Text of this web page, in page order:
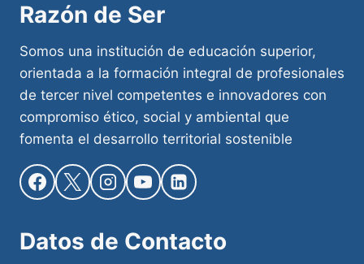
Razón de Ser
Somos una institución de educación superior,
orientada a la formación integral de profesionales
de tercer nivel competentes e innovadores con
compromiso ético, social y ambiental que
fomenta el desarrollo territorial sostenible
Datos de Contacto